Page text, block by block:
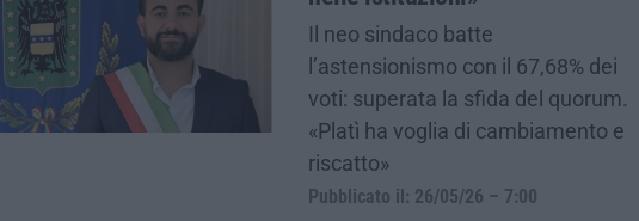
Il neo sindaco batte
l’astensionismo con il 67,68% dei
voti: superata la sfida del quorum.
«Platì ha voglia di cambiamento e
riscatto»
Pubblicato il: 26/05/26 – 7:00